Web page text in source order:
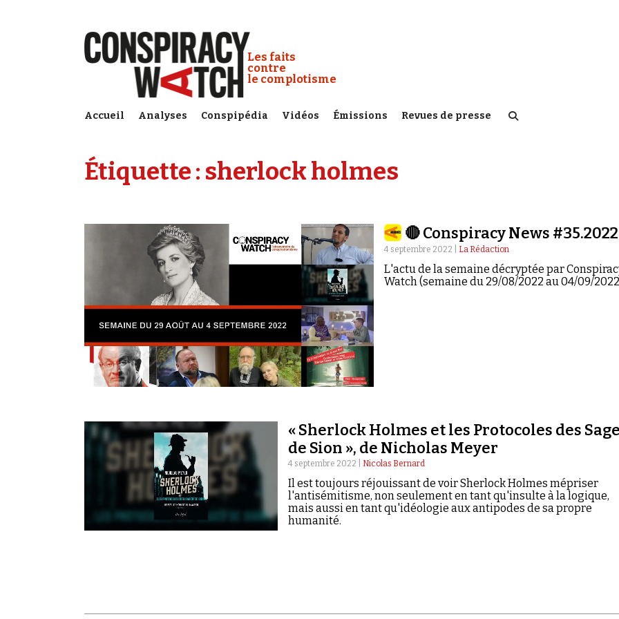
Conspiracy Watch :
Les faits
contre
le complotisme
Accueil Analyses Conspipédia Vidéos Émissions Revues de presse
Étiquette : sherlock holmes
🔴 Conspiracy News #35.2022
4 septembre 2022 | La Rédaction
L'actu de la semaine décryptée par
Watch (semaine du 29/08/2022 au 04/09/
« Sherlock Holmes et les Protocoles des
de Sion », de Nicholas Meyer
4 septembre 2022 | Nicolas Bernard
Il est toujours réjouissant de voir Sherlock Holmes mépriser
l'antisémitisme, non seulement en tant qu'insulte à la logique,
mais aussi en tant qu'idéologie aux antipodes de sa propre
humanité.